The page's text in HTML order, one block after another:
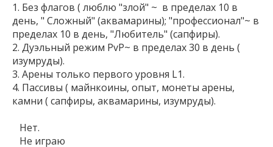
1. Без флагов ( люблю "злой" ~  в пределах 10 в
день, " Сложный" (аквамарины); "профессионал"~ в
пределах 10 в день, "Любитель" (сапфиры).
2. Дуэльный режим PvP~ в пределах 30 в день (
изумруды).
3. Арены только первого уровня L1.
4. Пассивы ( майнкоины, опыт, монеты арены,
камни ( сапфиры, аквамарины, изумруды).